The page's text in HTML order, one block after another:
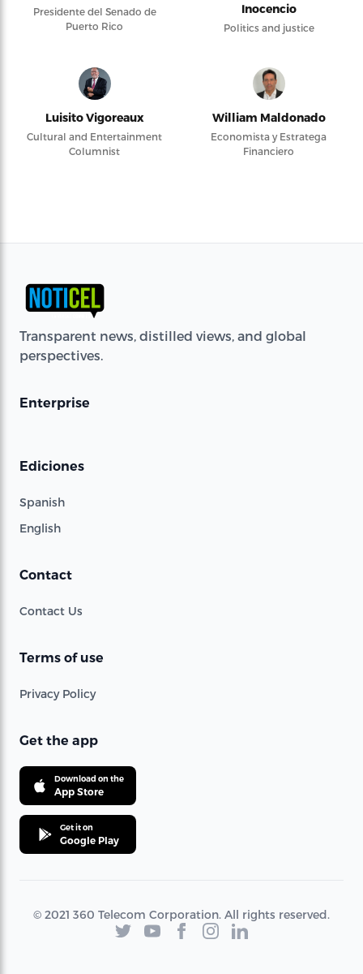
Presidente del Senado de
Puerto Rico
Inocencio
Politics and justice
Luisito Vigoreaux
Cultural and Entertainment
Columnist
William Maldonado
Economista y Estratega
Financiero
Transparent news, distilled views, and global
perspectives.
Enterprise
Ediciones
Spanish
English
Contact
Contact Us
Terms of use
Privacy Policy
Get the app
Download on the
App Store
Get it on
Google Play
© 2021 360 Telecom Corporation. All rights reserved.